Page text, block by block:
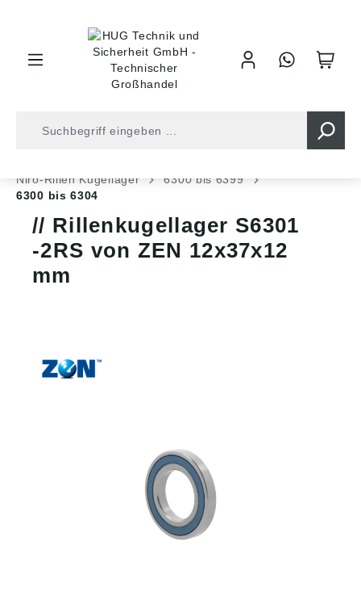
Niro-Rillen Kugellager
6300 bis 6399
6300 bis 6304
Rillenkugellager S6301
-2RS von ZEN 12x37x12
mm